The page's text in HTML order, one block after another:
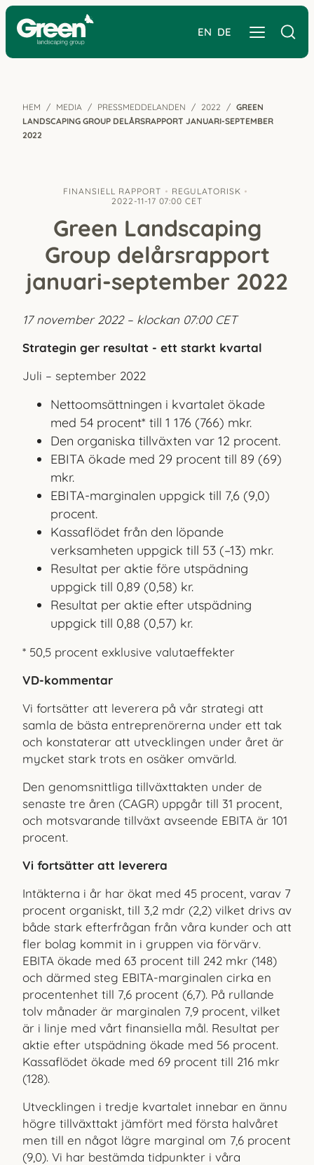
EN DE
HEM MEDIA PRESSMEDDELANDEN 2022
GREEN
LANDSCAPING GROUP DELÅRS­RAPPORT JANUARI-SEPTEMBER
2022
FINANSIELL RAPPORT
REGULATORISK
2022-11-17 07:00 CET
Green Landscaping
Group delårs­rapport
januari-september 2022
17 november 2022 – klockan 07:00 CET
Strategin ger resultat - ett starkt kvartal
Juli – september 2022
Nettoomsättningen i kvartalet ökade
med 54 procent* till 1 176 (766) mkr.
Den organiska tillväxten var 12 procent.
EBITA ökade med 29 procent till 89 (69)
mkr.
EBITA-marginalen uppgick till 7,6 (9,0)
procent.
Kassaflödet från den löpande
verksamheten uppgick till 53 (–13) mkr.
Resultat per aktie före utspädning
uppgick till 0,89 (0,58) kr.
Resultat per aktie efter utspädning
uppgick till 0,88 (0,57) kr.
* 50,5 procent exklusive valutaeffekter
VD-kommentar
Vi fortsätter att leverera på vår strategi att
samla de bästa entreprenörerna under ett tak
och konstaterar att utvecklingen under året är
mycket stark trots en osäker omvärld.
Den genomsnittliga tillväxttakten under de
senaste tre åren (CAGR) uppgår till 31 procent,
och motsvarande tillväxt avseende EBITA är 101
procent.
Vi fortsätter att leverera
Intäkterna i år har ökat med 45 procent, varav 7
procent organiskt, till 3,2 mdr (2,2) vilket drivs av
både stark efterfrågan från våra kunder och att
fler bolag kommit in i gruppen via förvärv.
EBITA ökade med 63 procent till 242 mkr (148)
och därmed steg EBITA-marginalen cirka en
procentenhet till 7,6 procent (6,7). På rullande
tolv månader är marginalen 7,9 procent, vilket
är i linje med vårt finansiella mål. Resultat per
aktie efter utspädning ökade med 56 procent.
Kassaflödet ökade med 69 procent till 216 mkr
(128).
Utvecklingen i tredje kvartalet innebar en ännu
högre tillväxttakt jämfört med första halvåret
men till en något lägre marginal om 7,6 procent
(9,0). Vi har bestämda tidpunkter i våra